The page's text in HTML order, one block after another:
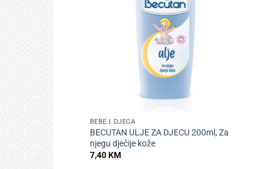
BEBE I DJECA
BECUTAN ULJE ZA DJECU 200ml, Za
njegu dječije kože
7,40KM